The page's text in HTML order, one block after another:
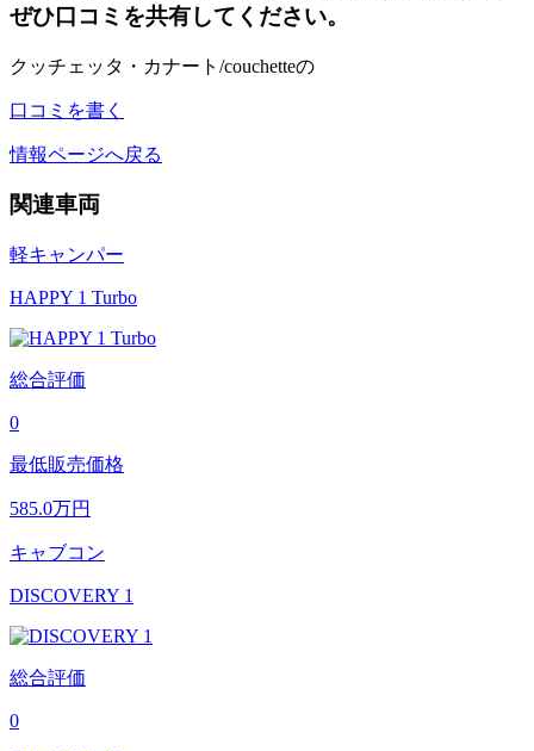
ぜひ口コミを共有してください。
クッチェッタ・カナート/couchetteの
口コミを書く
情報ページへ戻る
関連車両
軽キャンパー
HAPPY 1 Turbo
総合評価
0
最低販売価格
585.0万円
キャブコン
DISCOVERY 1
総合評価
0